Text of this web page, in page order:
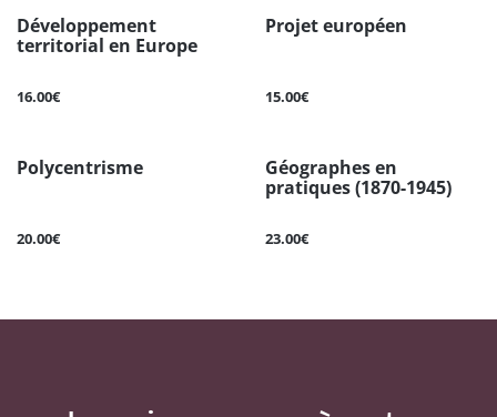
Développement
territorial en Europe
16.00€
Projet européen
15.00€
Polycentrisme
20.00€
Géographes en
pratiques (1870-1945)
23.00€